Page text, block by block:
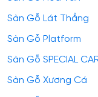
Sàn Gỗ Lát Thẳng
Sàn Gỗ Platform
Sàn Gỗ SPECIAL
Sàn Gỗ Xương Cá